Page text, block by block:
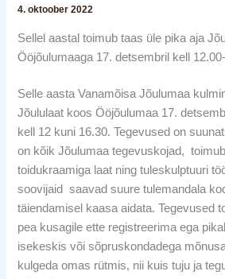
4. oktoober 2022
Sellel aastal toimub taas üle pika aja
Ööjõulumaaga 17. detsembril kell
Selle aasta Vanamõisa Jõulumaa
Jõululaat koos Ööjõulumaa 17.
kell 12 kuni 16.30. Tegevused on
on kõik Jõulumaa tegevuskojad,
toidukraamiga laat ning tuleskulptuuri
soovijaid saavad suure tulemandala
täiendamisel kaasa aidata. Tegevused
pea kusagile ette registreerima ega
isekeskis või sõpruskondadega
kulgeda omas rütmis, nii kuis tuju ja